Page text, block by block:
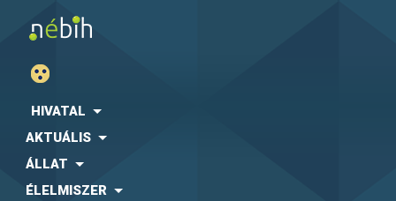
HIVATAL
AKTUÁLIS
ÁLLAT
ÉLELMISZER